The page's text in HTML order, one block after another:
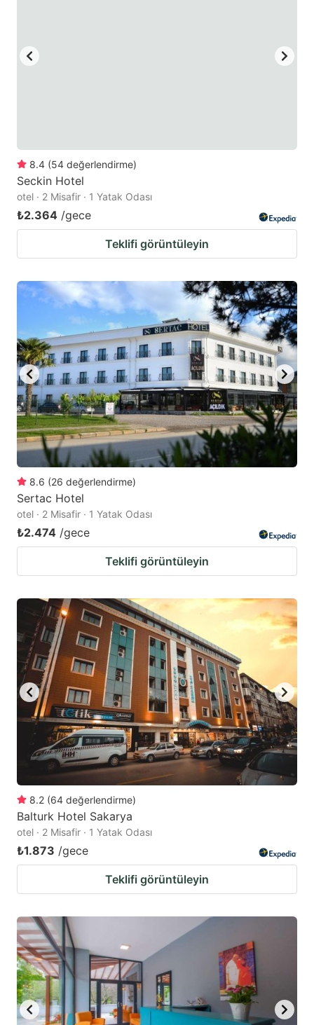
changing
dates.
8.4 (54 değerlendirme)
Seckin Hotel
otel · 2 Misafir · 1 Yatak Odası
₺2.364 /gece
Teklifi görüntüleyin
8.6 (26 değerlendirme)
Sertac Hotel
otel · 2 Misafir · 1 Yatak Odası
₺2.474 /gece
Teklifi görüntüleyin
8.2 (64 değerlendirme)
Balturk Hotel Sakarya
otel · 2 Misafir · 1 Yatak Odası
₺1.873 /gece
Teklifi görüntüleyin